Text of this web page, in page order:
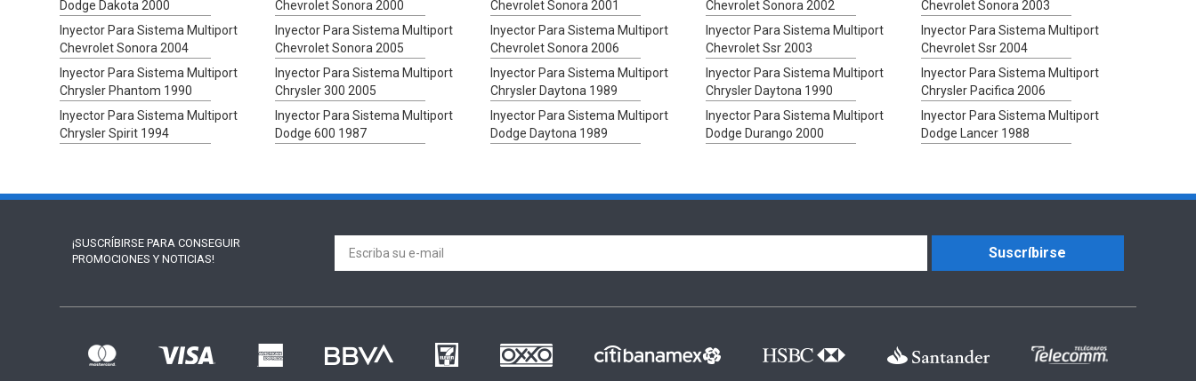
Dodge Dakota 2000
Chevrolet Sonora 2000
Chevrolet Sonora 2001
Chevrolet Sonora 2002
Chevrolet Sonora 2003
Inyector Para Sistema Multiport
Chevrolet Sonora 2004
Inyector Para Sistema Multiport
Chevrolet Sonora 2005
Inyector Para Sistema Multiport
Chevrolet Sonora 2006
Inyector Para Sistema Multiport
Chevrolet Ssr 2003
Inyector Para Sistema Multiport
Chevrolet Ssr 2004
Inyector Para Sistema Multiport
Chrysler Phantom 1990
Inyector Para Sistema Multiport
Chrysler 300 2005
Inyector Para Sistema Multiport
Chrysler Daytona 1989
Inyector Para Sistema Multiport
Chrysler Daytona 1990
Inyector Para Sistema Multiport
Chrysler Pacifica 2006
Inyector Para Sistema Multiport
Chrysler Spirit 1994
Inyector Para Sistema Multiport
Dodge 600 1987
Inyector Para Sistema Multiport
Dodge Daytona 1989
Inyector Para Sistema Multiport
Dodge Durango 2000
Inyector Para Sistema Multiport
Dodge Lancer 1988
¡SUSCRÍBIRSE PARA CONSEGUIR
PROMOCIONES Y NOTICIAS!
Suscríbirse